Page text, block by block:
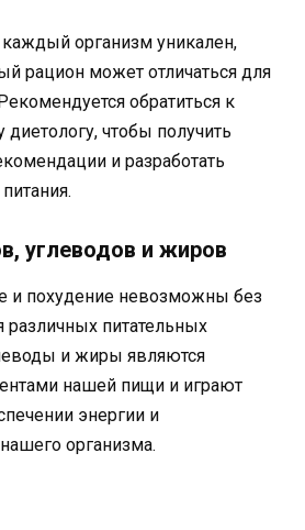
организм уникален,
рацион может отличаться для
обратиться к
чтобы получить
и разработать
углеводов и жиров
и похудение невозможны без
различных питательных
и жиры являются
нашей пищи и играют
энергии и
организма.